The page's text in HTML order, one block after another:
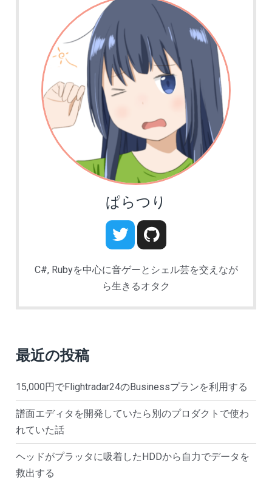
ぱらつり
C#, Rubyを中心に音ゲーとシェル芸を交えなが
ら生きるオタク
最近の投稿
15,000円でFlightradar24のBusinessプランを利用する
譜面エディタを開発していたら別のプロダクトで使わ
れていた話
ヘッドがプラッタに吸着したHDDから自力でデータを
救出する